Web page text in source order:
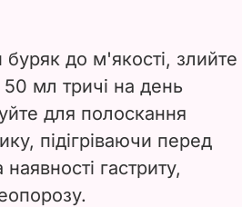
до м'якості, злийте
мл тричі на день
для полоскання
підігріваючи перед
гастриту,